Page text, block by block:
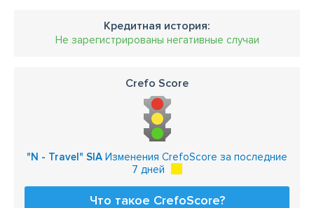
Кредитная история:
Не зарегистрированы негативные случаи
Crefo Score
"N - Travel" SIA Изменения CrefoScore за последние
7 дней
Что такое CrefoScore?